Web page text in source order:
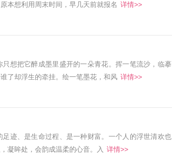
本想利用周末时间，早几天前就报名 详情>>
想把它醉成墨里盛开的一朵青花。挥一笔流沙，临摹
了却浮生的牵挂。绘一笔墨花，和风 详情>>
迹、是生命过程、是一种财富。一个人的浮世清欢也
凝眸处，会韵成温柔的心音。入 详情>>